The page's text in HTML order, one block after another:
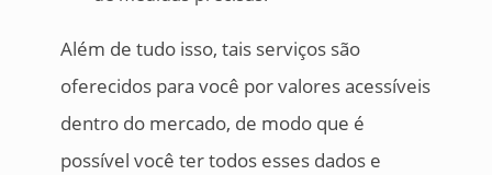
Além de tudo isso, tais serviços são
oferecidos para você por valores acessíveis
dentro do mercado, de modo que é
possível você ter todos esses dados e